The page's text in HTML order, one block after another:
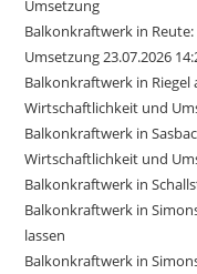
Umsetzung
Balkonkraftwerk in
Umsetzung 23.07.2026
Balkonkraftwerk in Riegel
Wirtschaftlichkeit und
Balkonkraftwerk in
Wirtschaftlichkeit und
Balkonkraftwerk in
Balkonkraftwerk in
lassen
Balkonkraftwerk in